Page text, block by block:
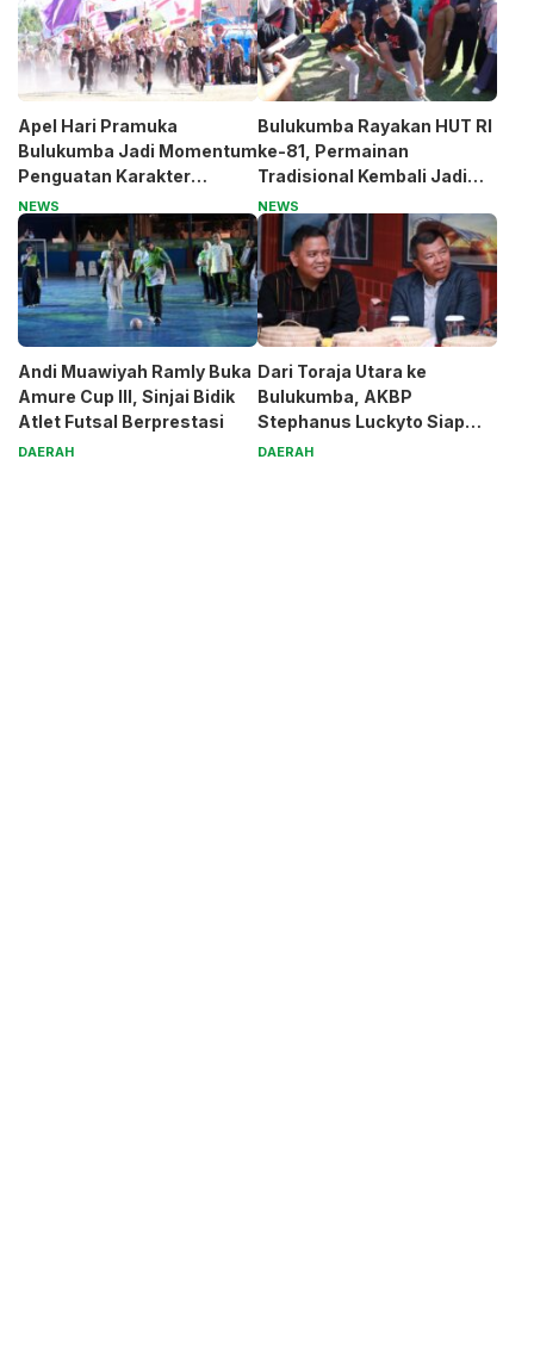
Apel Hari Pramuka
Bulukumba Jadi Momentum
Penguatan Karakter
Generasi Muda
NEWS
Bulukumba Rayakan HUT RI
ke-81, Permainan
Tradisional Kembali Jadi
Magnet
NEWS
Andi Muawiyah Ramly Buka
Amure Cup III, Sinjai Bidik
Atlet Futsal Berprestasi
DAERAH
Dari Toraja Utara ke
Bulukumba, AKBP
Stephanus Luckyto Siap
Jaga Kamtibmas
DAERAH